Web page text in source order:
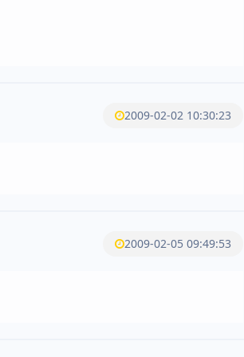
2009-02-02 10:30:23
2009-02-05 09:49:53